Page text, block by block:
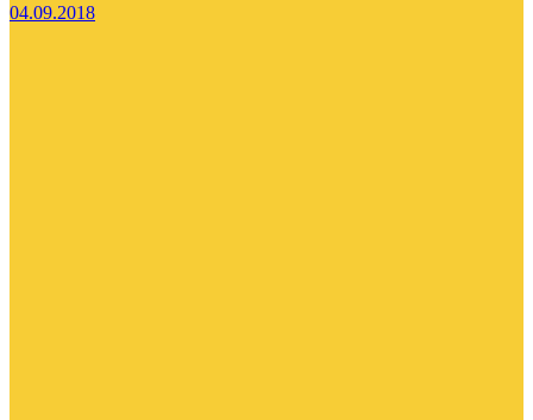
04.09.2018